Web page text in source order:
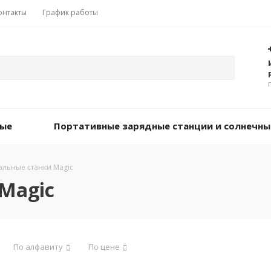
График работы
Портативные зарядные станции и
станки Magic
По алфавиту По цене